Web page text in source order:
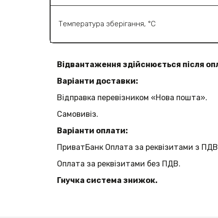
Температура зберігання, °C
Відвантаження здійснюється після
Варіанти доставки:
Відправка перевізником «Нова пошта».
Самовивіз.
Варіанти оплати:
ПриватБанк Оплата за реквізитами з
Оплата за реквізитами без ПДВ.
Гнучка система знижок.